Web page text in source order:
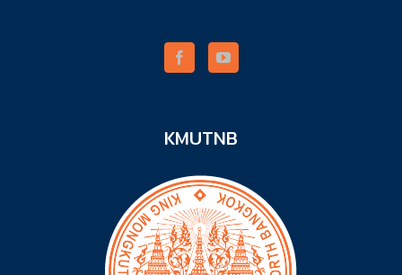
KMUTNB